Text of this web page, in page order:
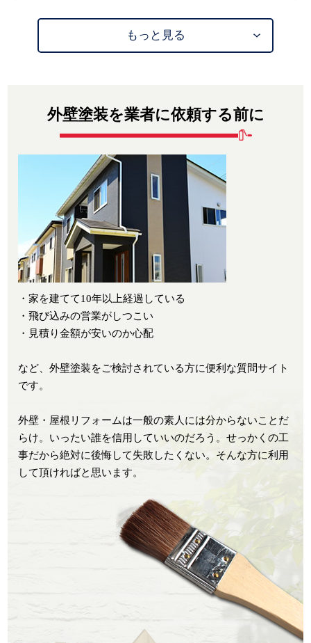
もっと見る
外壁塗装を業者に依頼する前に
・家を建てて10年以上経過している
・飛び込みの営業がしつこい
・見積り金額が安いのか心配
など、外壁塗装をご検討されている方に便利な質問サイト
です。
外壁・屋根リフォームは一般の素人には分からないことだ
らけ。いったい誰を信用していいのだろう。せっかくの工
事だから絶対に後悔して失敗したくない。そんな方に利用
して頂ければと思います。